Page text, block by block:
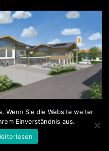
Datenschutz
Wenn Sie die Website weiter
Einverständnis aus.